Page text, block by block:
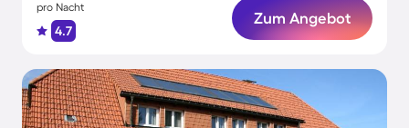
pro Nacht
4.7
Zum Angebot